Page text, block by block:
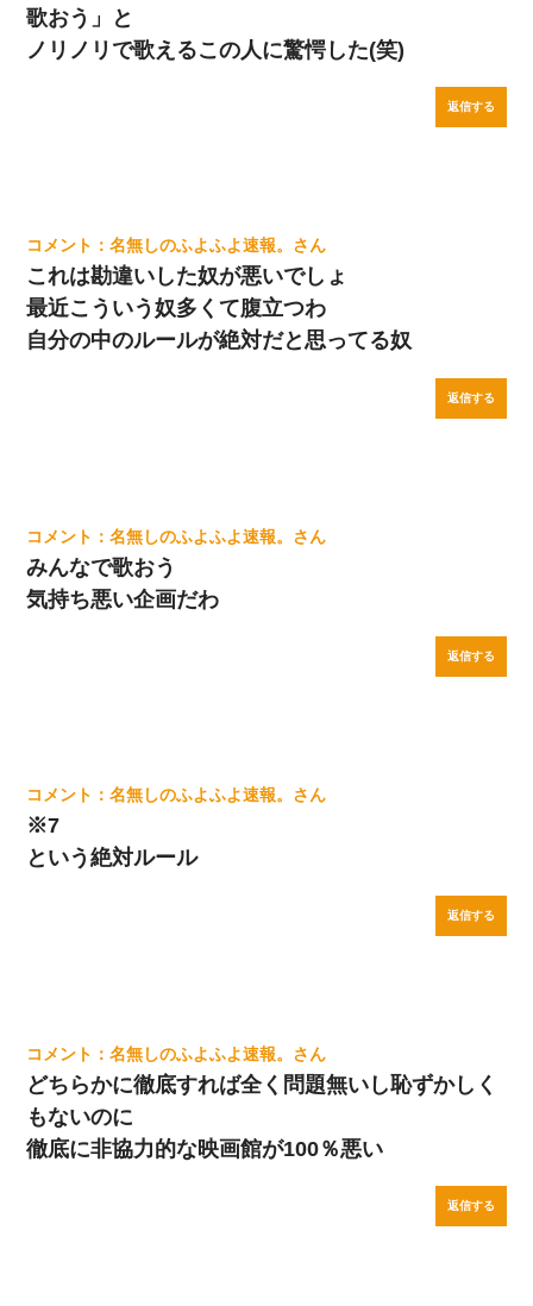
歌おう」と
ノリノリで歌えるこの人に驚愕した(笑)
返信する
名無しのふよふよ速報。
これは勘違いした奴が悪いでしょ
最近こういう奴多くて腹立つわ
自分の中のルールが絶対だと思ってる奴
返信する
名無しのふよふよ速報。
みんなで歌おう
気持ち悪い企画だわ
返信する
名無しのふよふよ速報。
※7
という絶対ルール
返信する
名無しのふよふよ速報。
どちらかに徹底すれば全く問題無いし恥ずかしく
もないのに
徹底に非協力的な映画館が100％悪い
返信する